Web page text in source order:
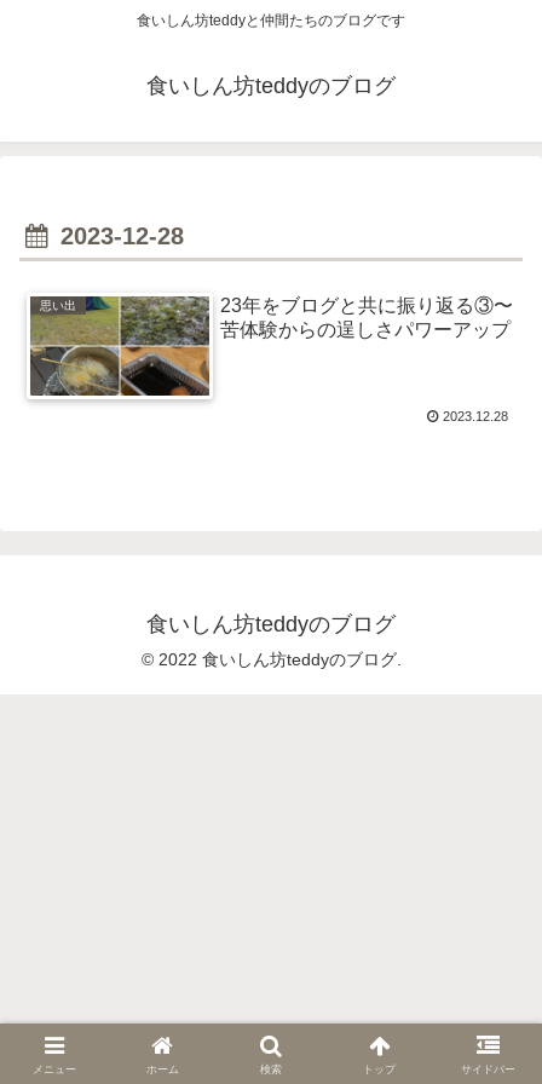
食いしん坊teddyと仲間たちのブログです
食いしん坊teddyのブログ
2023-12-28
思い出
23年をブログと共に振り返る③〜
苦体験からの逞しさパワーアップ
2023.12.28
食いしん坊teddyのブログ
© 2022 食いしん坊teddyのブログ.
メニュー ホーム 検索 トップ サイドバー